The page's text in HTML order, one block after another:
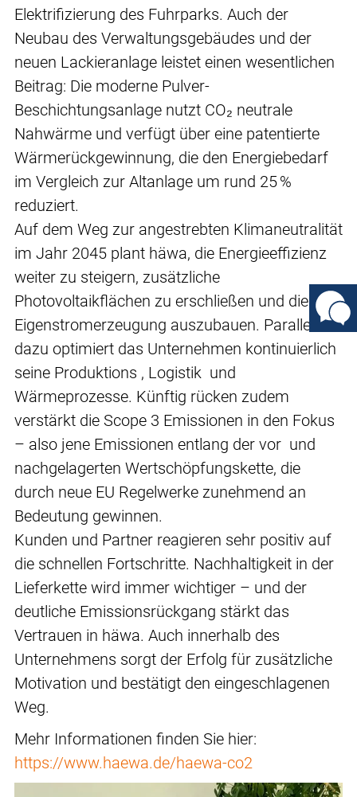
Elektrifizierung des Fuhrparks. Auch der
Neubau des Verwaltungsgebäudes und der
neuen Lackieranlage leistet einen wesentlichen
Beitrag: Die moderne Pulver-
Beschichtungsanlage nutzt CO₂ neutrale
Nahwärme und verfügt über eine patentierte
Wärmerückgewinnung, die den Energiebedarf
im Vergleich zur Altanlage um rund 25 %
reduziert.
Auf dem Weg zur angestrebten Klimaneutralität
im Jahr 2045 plant häwa, die Energieeffizienz
weiter zu steigern, zusätzliche
Photovoltaikflächen zu erschließen und die
Eigenstromerzeugung auszubauen. Parallel
dazu optimiert das Unternehmen kontinuierlich
seine Produktions , Logistik und
Wärmeprozesse. Künftig rücken zudem
verstärkt die Scope 3 Emissionen in den Fokus
– also jene Emissionen entlang der vor und
nachgelagerten Wertschöpfungskette, die
durch neue EU Regelwerke zunehmend an
Bedeutung gewinnen.
Kunden und Partner reagieren sehr positiv auf
die schnellen Fortschritte. Nachhaltigkeit in der
Lieferkette wird immer wichtiger – und der
deutliche Emissionsrückgang stärkt das
Vertrauen in häwa. Auch innerhalb des
Unternehmens sorgt der Erfolg für zusätzliche
Motivation und bestätigt den eingeschlagenen
Weg.
Mehr Informationen finden Sie hier:
https://www.haewa.de/haewa-co2